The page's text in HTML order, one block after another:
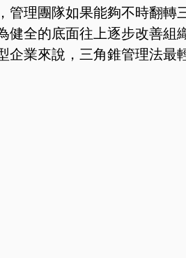
理團隊如果能夠不時翻轉
健全的底面往上逐步改善組
業來說，三角錐管理法最